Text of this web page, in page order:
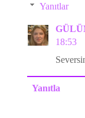
Yanıtlar
18:53
Yanıtla